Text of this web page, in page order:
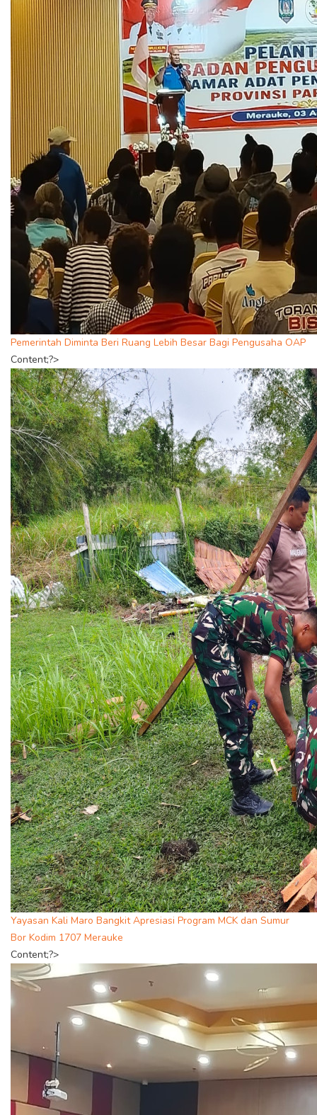
Pemerintah Diminta Beri Ruang Lebih Besar Bagi Pengusaha OAP
Content;?>
Yayasan Kali Maro Bangkit Apresiasi Program MCK dan Sumur
Bor Kodim 1707 Merauke
Content;?>